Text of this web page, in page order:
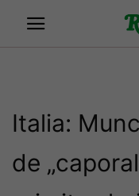
Italia:
de